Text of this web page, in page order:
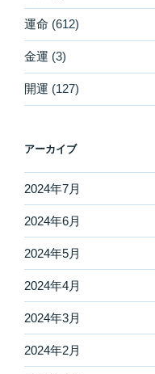
運命 (612)
金運 (3)
開運 (127)
アーカイブ
2024年7月
2024年6月
2024年5月
2024年4月
2024年3月
2024年2月